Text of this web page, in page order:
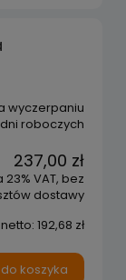
wyczerpaniu
roboczych
237,00 zł
VAT, bez
dostawy
192,68 zł
do koszyka